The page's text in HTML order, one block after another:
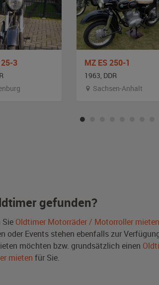
3 MZ ES 250-1
1963, DDR
Sachsen-Anhalt
gefunden?
Sie Oldtimer Motorräder / Motorroller mieten
oder Events stehen ebenfalls zur
möchten bzw. grundsätzlich einen
mieten für Sie.